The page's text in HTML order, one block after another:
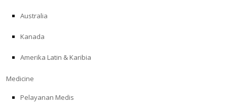
SAFETY
PENDIDIKAN
Australia
Kanada
Amerika Latin & Karibia
Medicine
Pelayanan Medis